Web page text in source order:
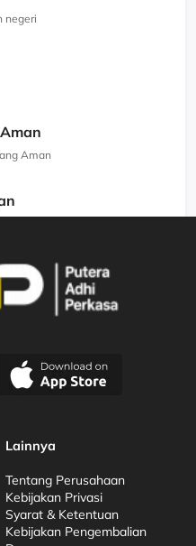
negeri
Aman
Lainnya
Tentang Perusahaan
Kebijakan Privasi
Syarat & Ketentuan
Kebijakan Pengembalian